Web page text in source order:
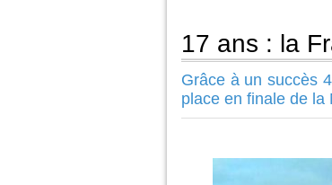
17 ans : la
Grâce à un succès
place en finale de la